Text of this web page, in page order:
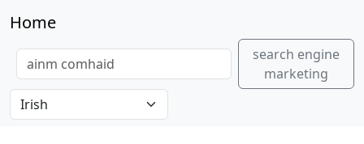
Home
search engine
marketing